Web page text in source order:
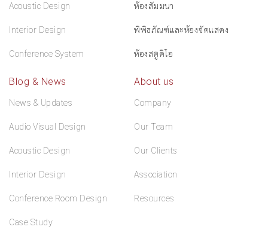
Acoustic Design
Interior Design
Conference System
ห้องสัมมนา
พิพิธภัณฑ์และห้องจัดแสดง
ห้องสตูดิโอ
Blog & News
News & Updates
Audio Visual Design
Acoustic Design
Interior Design
Conference Room Design
Case Study
About us
Company
Our Team
Our Clients
Association
Resources